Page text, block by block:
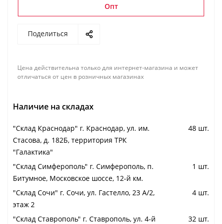
Опт
Поделиться
Цена действительна только для интернет-магазина и может
отличаться от цен в розничных магазинах
Наличие на складах
"Cклад Краснодар" г. Краснодар, ул. им.
Стасова, д. 182Б, территория ТРК
"Галактика"
48 шт.
"Cклад Симферополь" г. Симферополь, п.
Битумное, Московское шоссе, 12-й км.
1 шт.
"Cклад Сочи" г. Сочи, ул. Гастелло, 23 А/2,
этаж 2
4 шт.
"Cклад Ставрополь" г. Ставрополь, ул. 4-й
32 шт.